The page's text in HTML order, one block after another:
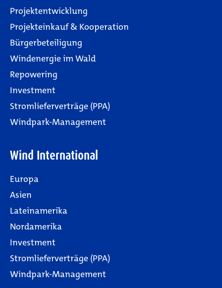
Projektentwicklung
Projekteinkauf & Kooperation
Bürgerbeteiligung
Windenergie im Wald
Repowering
Investment
Stromlieferverträge (PPA)
Windpark-Management
Wind International
Europa
Asien
Lateinamerika
Nordamerika
Investment
Stromlieferverträge (PPA)
Windpark-Management